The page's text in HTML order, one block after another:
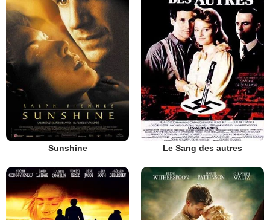
Sunshine Le Sang des autres